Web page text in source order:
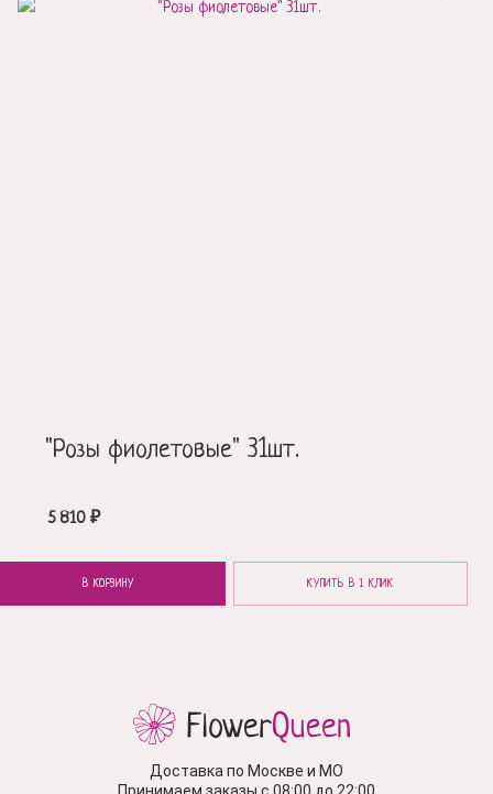
"Розы фиолетовые" 31шт.
5 810 ₽
В КОРЗИНУ КУПИТЬ В 1 КЛИК
Доставка по Москве и МО
Принимаем заказы с 08:00 до 22:00